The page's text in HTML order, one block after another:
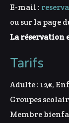
E-mail :
ou sur la page
La réservation
Tarifs
Adulte : 12€,
Groupes
Membre